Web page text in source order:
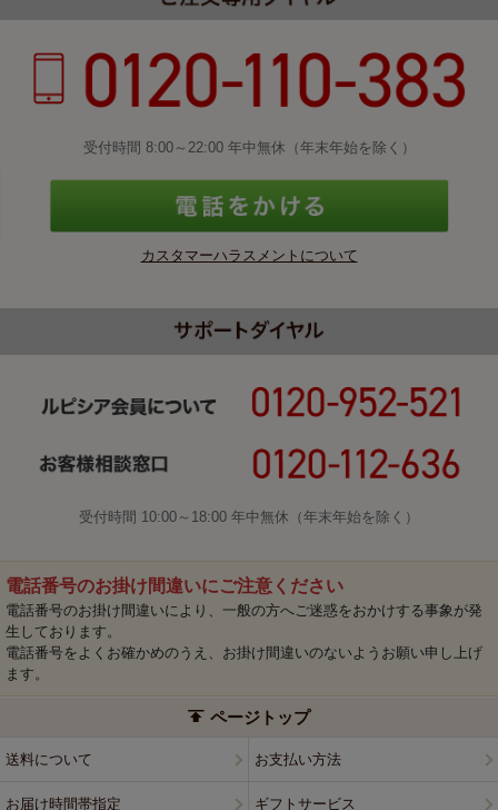
受付時間 8:00～22:00 年中無休（年末年始を除く）
カスタマーハラスメントについて
受付時間 10:00～18:00 年中無休（年末年始を除く）
電話番号のお掛け間違いにご注意ください
電話番号のお掛け間違いにより、一般の方へご迷惑をおかけする事象が発
生しております。
電話番号をよくお確かめのうえ、お掛け間違いのないようお願い申し上げ
ます。
ページトップ
送料について お支払い方法
お届け時間帯指定 ギフトサービス